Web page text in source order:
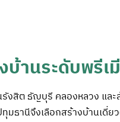
านระดับพรี
งสิต ธัญบุรี คลองหลวง แล
มธานีจึงเลือกสร้างบ้านเ